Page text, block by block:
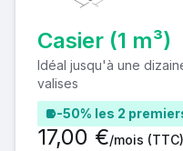
Casier (1 m³)
Idéal jusqu'à une
valises
-50% les 2
17,00 €/mois (TTC)